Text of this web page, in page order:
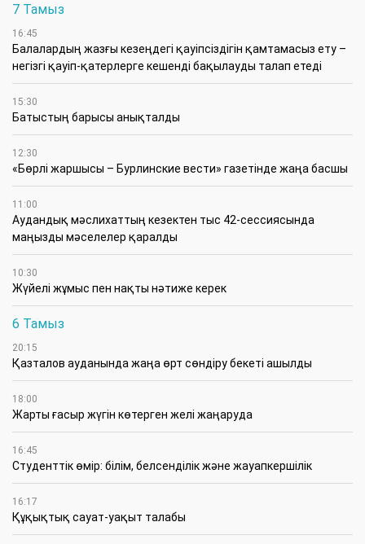
7 Тамыз
16:45
Балалардың жазғы кезеңдегі қауіпсіздігін қамтамасыз ету –
негізгі қауіп-қатерлерге кешенді бақылауды талап етеді
15:30
Батыстың барысы анықталды
12:30
«Бөрлі жаршысы – Бурлинские вести» газетінде жаңа басшы
11:00
Аудандық мәслихаттың кезектен тыс 42-сессиясында
маңызды мәселелер қаралды
10:30
Жүйелі жұмыс пен нақты нәтиже керек
6 Тамыз
20:15
Қазталов ауданында жаңа өрт сөндіру бекеті ашылды
18:00
Жарты ғасыр жүгін көтерген желі жаңаруда
16:45
Студенттік өмір: білім, белсенділік және жауапкершілік
16:17
Құқықтық сауат-уақыт талабы